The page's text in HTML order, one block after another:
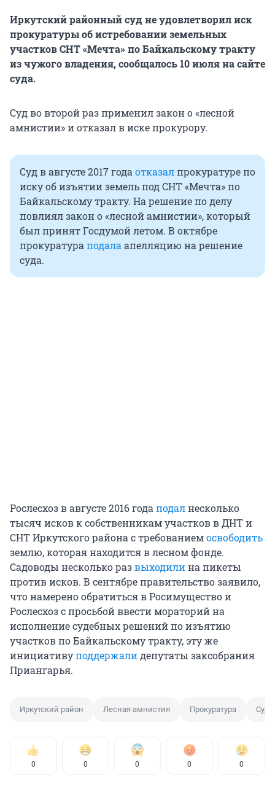
Иркутский районный суд не удовлетворил иск
прокуратуры об истребовании земельных
участков СНТ «Мечта» по Байкальскому тракту
из чужого владения, сообщалось 10 июля на сайте
суда.
Суд во второй раз применил закон о «лесной
амнистии» и отказал в иске прокурору.
Суд в августе 2017 года отказалпрокуратуре по
иску об изъятии земель под СНТ «Мечта» по
Байкальскому тракту. На решение по делу
повлиял закон о «лесной амнистии», который
был принят Госдумой летом. В октябре
прокуратура подала апелляцию на решение
суда.
Рослесхоз в августе 2016 года подалнесколько
тысяч исков к собственникам участков в ДНТ и
СНТ Иркутского района с требованиемосвободить
землю, которая находится в лесном фонде.
Садоводы несколько развыходилина пикеты
против исков. В сентябре правительство заявило,
что намерено обратиться в Росимущество и
Рослесхоз с просьбой ввести мораторий на
исполнение судебных решений по изъятию
участков по Байкальскому тракту, эту же
инициативуподдержалидепутаты заксобрания
Приангарья.
Иркутский район Лесная амнистия Прокуратура Суд
0 0 0 0 0